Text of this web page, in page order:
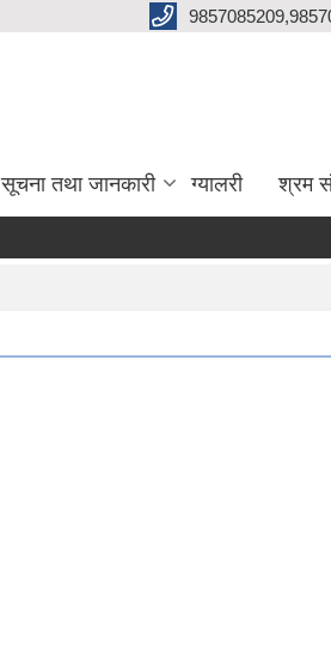
सूचना तथा जानकारी ग्यालरी श्रम